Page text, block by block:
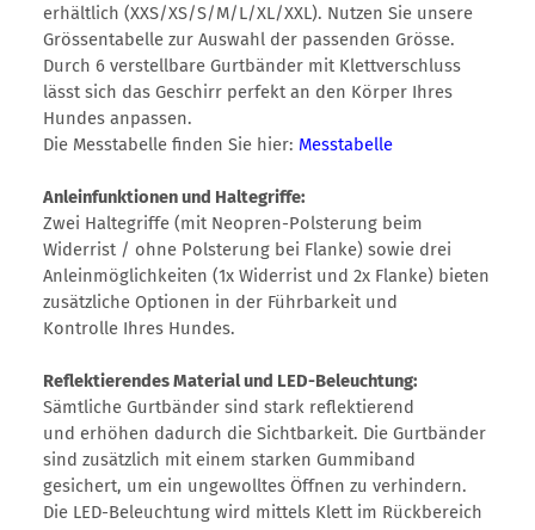
erhältlich (XXS/XS/S/M/L/XL/XXL). Nutzen Sie unsere
Grössentabelle zur Auswahl der passenden Grösse.
Durch 6 verstellbare Gurtbänder mit Klettverschluss
lässt sich das Geschirr perfekt an den Körper Ihres
Hundes anpassen.
Die Messtabelle finden Sie hier: Messtabelle
Anleinfunktionen und Haltegriffe:
Zwei Haltegriffe (mit Neopren-Polsterung beim
Widerrist / ohne Polsterung bei Flanke) sowie drei
Anleinmöglichkeiten (1x Widerrist und 2x Flanke) bieten
zusätzliche Optionen in der Führbarkeit und
Kontrolle Ihres Hundes.
Reflektierendes Material und LED-Beleuchtung:
Sämtliche Gurtbänder sind stark reflektierend
und erhöhen dadurch die Sichtbarkeit. Die Gurtbänder
sind zusätzlich mit einem starken Gummiband
gesichert, um ein ungewolltes Öffnen zu verhindern.
Die LED-Beleuchtung wird mittels Klett im Rückbereich